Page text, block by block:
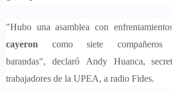
"Hubo una asamblea con
cayeron como siete
barandas", declaró Andy Huanca,
trabajadores de la UPEA, a radio Fides.